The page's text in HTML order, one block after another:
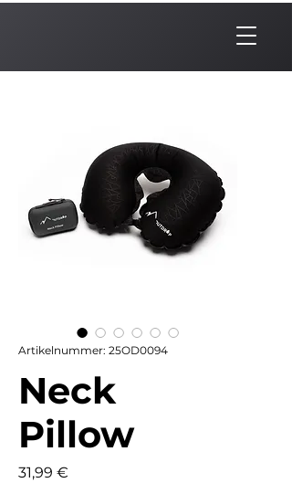
Artikelnummer: 25OD0094
Neck
Pillow
31,99 €